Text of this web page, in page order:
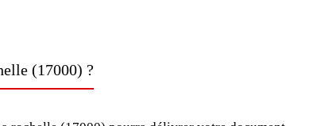
(17000) ?